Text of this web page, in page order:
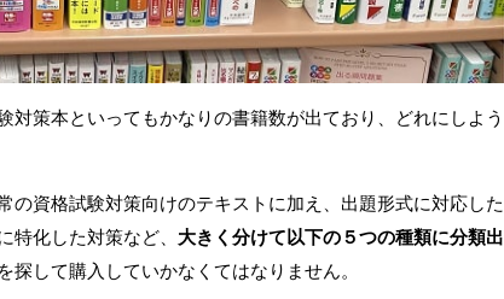
対策本といってもかなりの書籍数が出ており、どれにしよう
の資格試験対策向けのテキストに加え、出題形式に対応した
特化した対策など、 大きく分けて以下の５つの種類に分類出
して購入していかなくてはなりません。